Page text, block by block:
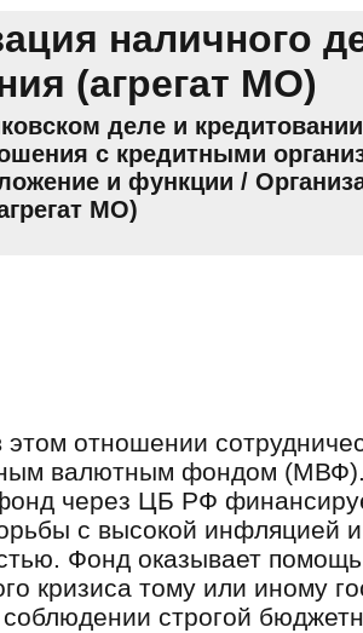
наличного
(агрегат МО)
деле и кредитовании
с кредитными
и функции /
МО)
этом отношении
валютным фондом
через ЦБ РФ
с высокой инфляцией
Фонд оказывает
кризиса тому или иному
строгой